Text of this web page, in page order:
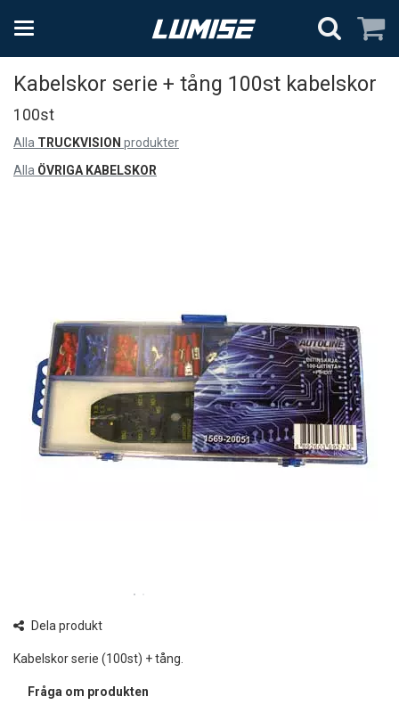
Kabelskor serie + tång 100st kabelskor
100st
Alla TRUCKVISION produkter
Alla ÖVRIGA KABELSKOR
Dela produkt
Kabelskor serie (100st) + tång.
Fråga om produkten